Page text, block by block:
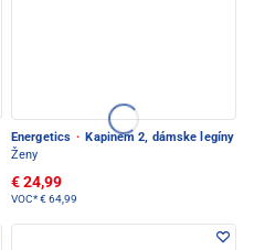
Energetics · Kapinem 2, dámske legíny
Ženy
€ 24,99
VOC*€ 64,99